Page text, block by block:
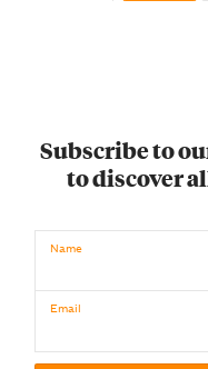
Subscribe to
to discover
Name
Email